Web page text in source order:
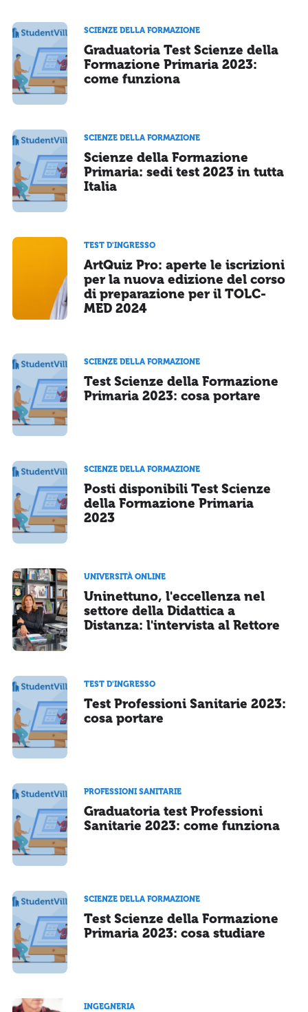
SCIENZE DELLA FORMAZIONE
Graduatoria Test Scienze della
Formazione Primaria 2023:
come funziona
SCIENZE DELLA FORMAZIONE
Scienze della Formazione
Primaria: sedi test 2023 in tutta
Italia
TEST D'INGRESSO
ArtQuiz Pro: aperte le iscrizioni
per la nuova edizione del corso
di preparazione per il TOLC-
MED 2024
SCIENZE DELLA FORMAZIONE
Test Scienze della Formazione
Primaria 2023: cosa portare
SCIENZE DELLA FORMAZIONE
Posti disponibili Test Scienze
della Formazione Primaria
2023
UNIVERSITÀ ONLINE
Uninettuno, l'eccellenza nel
settore della Didattica a
Distanza: l'intervista al Rettore
TEST D'INGRESSO
Test Professioni Sanitarie 2023:
cosa portare
PROFESSIONI SANITARIE
Graduatoria test Professioni
Sanitarie 2023: come funziona
SCIENZE DELLA FORMAZIONE
Test Scienze della Formazione
Primaria 2023: cosa studiare
INGEGNERIA